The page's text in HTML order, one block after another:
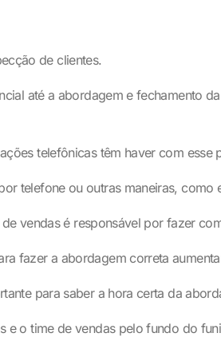
de clientes.
até a abordagem e fechamento
telefônicas têm haver com esse
telefone ou outras maneiras, como
vendas é responsável por fazer
fazer a abordagem correta
para saber a hora certa da
e o time de vendas pelo fundo do